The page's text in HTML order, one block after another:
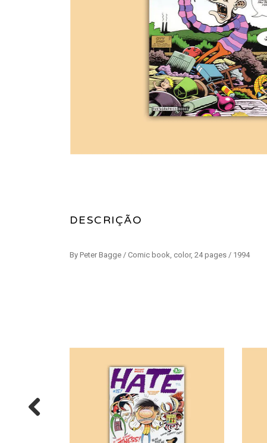
DESCRIÇÃO
By Peter Bagge / Comic book, color, 24 pages / 1994